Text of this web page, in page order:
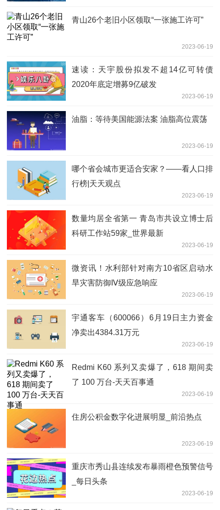
青山26个老旧小区领取“一张施工许可”
2023-06-19
速读：天宇股份拟发不超14亿可转债
2020年底定增募9亿破发
2023-06-19
油脂：等待美国能源法案 油脂高位震荡
2023-06-19
哪个省会城市更适合安家？——看人口排
行榜|天天观点
2023-06-19
数量均居全省第一 青岛市共设立博士后
科研工作站59家_世界最新
2023-06-19
微资讯！水利部针对南方10省区启动水
旱灾害防御Ⅳ级应急响应
2023-06-19
宇通客车（600066）6月19日主力资金
净卖出4384.31万元
2023-06-19
Redmi K60 系列又卖爆了，618 期间卖
了 100 万台-天天百事通
2023-06-19
住房公积金数字化进展明显_前沿热点
2023-06-19
重庆市秀山县连续发布暴雨橙色预警信号
_每日头条
2023-06-19